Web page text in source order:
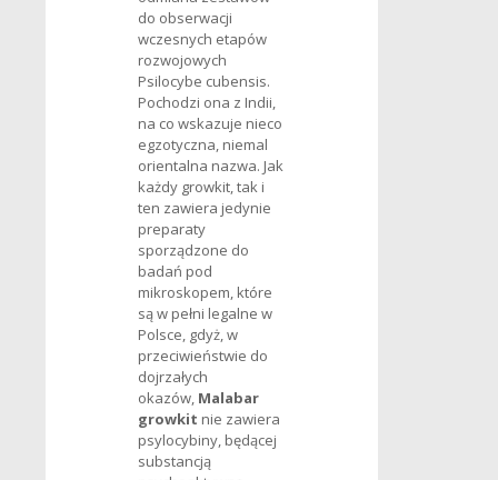
do obserwacji
wczesnych etapów
rozwojowych
Psilocybe cubensis.
Pochodzi ona z Indii,
na co wskazuje nieco
egzotyczna, niemal
orientalna nazwa. Jak
każdy growkit, tak i
ten zawiera jedynie
preparaty
sporządzone do
badań pod
mikroskopem, które
są w pełni legalne w
Polsce, gdyż, w
przeciwieństwie do
dojrzałych
okazów, Malabar
growkit nie zawiera
psylocybiny, będącej
substancją